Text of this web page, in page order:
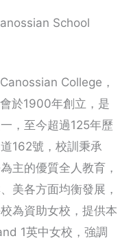
School
College，
於1900年創立，是
，至今超過125年歷
162號，校訓秉承
主的優質全人教育，
美各方面均衡發展，
為資助女校，提供本
1英中女校，強調